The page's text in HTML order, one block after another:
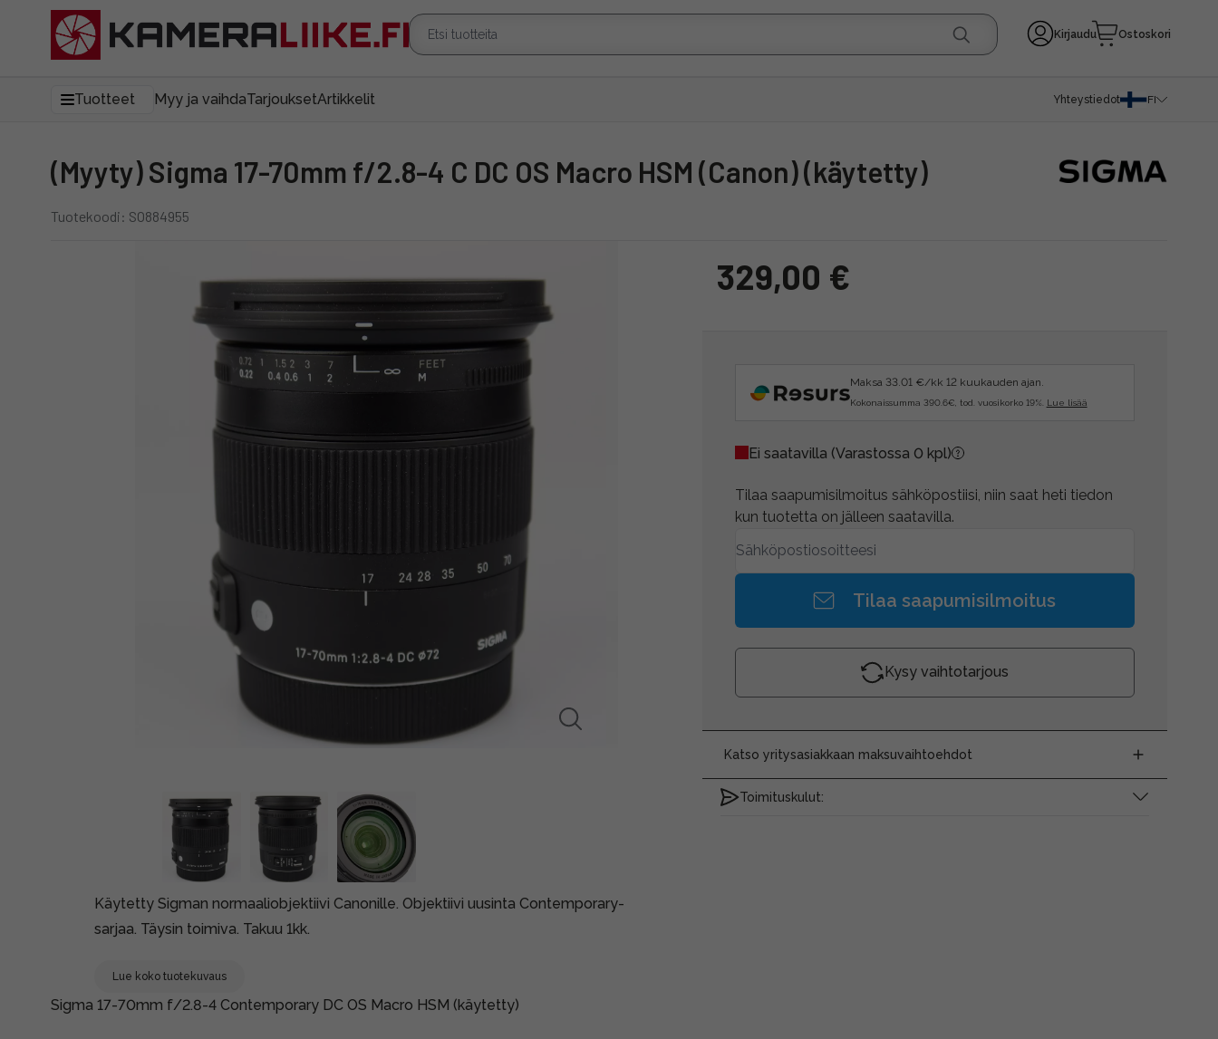
Kirjaudu Ostoskori
Tuotteet Myy ja vaihdaTarjouksetArtikkelit Yhteystiedot FI
(Myyty) Sigma 17-70mm f/2.8-4 C DC OS Macro HSM (Canon) (käytetty)
Tuotekoodi: SO884955
Käytetty Sigman normaaliobjektiivi Canonille. Objektiivi uusinta Contemporary-
sarjaa. Täysin toimiva. Takuu 1kk.
Lue koko tuotekuvaus
329,00 €
Maksa 33.01 €/kk 12 kuukauden ajan.
Kokonaissumma 390.6€, tod. vuosikorko 19%. Lue lisää
Ei saatavilla (Varastossa 0 kpl)
Tilaa saapumisilmoitus sähköpostiisi, niin saat heti tiedon
kun tuotetta on jälleen saatavilla.
Tilaa saapumisilmoitus
Kysy vaihtotarjous
Katso yritysasiakkaan maksuvaihtoehdot
Toimituskulut:
Sigma 17-70mm f/2.8-4 Contemporary DC OS Macro HSM (käytetty)